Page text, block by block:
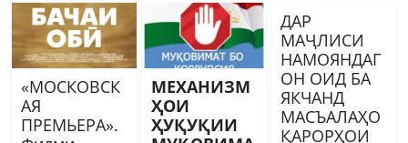
«МОСКОВСК
АЯ
ПРЕМЬЕРА».
МЕХАНИЗМ
ҲОИ
ҲУҚУҚИИ
ДАР
МАҶЛИСИ
НАМОЯНДАГ
ОН ОИД БА
ЯКЧАНД
МАСЪАЛАҲО
ҚАРОРҲОИ